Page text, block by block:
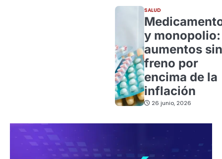
SALUD
y monopolio:
aumentos sin
freno por
encima de la
inflación
26 junio, 2026